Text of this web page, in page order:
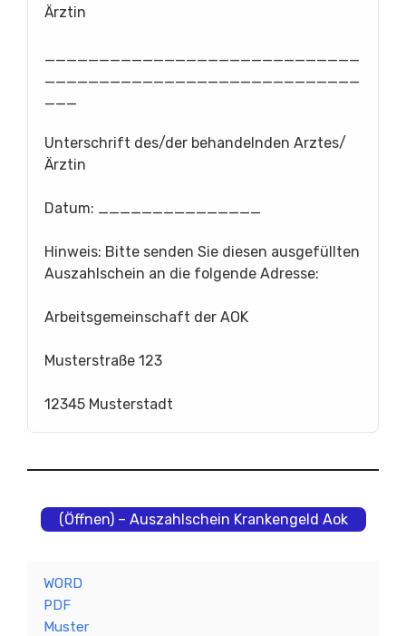
Ärztin
Unterschrift des/der behandelnden Arztes/
Ärztin
Datum: _______________
Hinweis: Bitte senden Sie diesen ausgefüllten
Auszahlschein an die folgende Adresse:
Arbeitsgemeinschaft der AOK
Musterstraße 123
12345 Musterstadt
(Öffnen) – Auszahlschein Krankengeld Aok
WORD
PDF
Muster